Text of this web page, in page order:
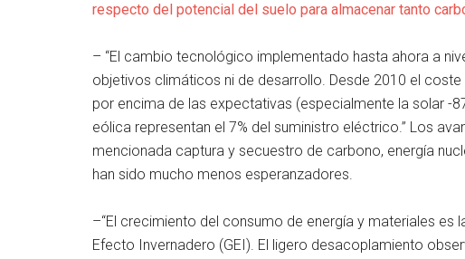
respecto del potencial del suelo para almacenar tanto
– “El cambio tecnológico implementado hasta ahora a
objetivos climáticos ni de desarrollo. Desde 2010 el
por encima de las expectativas (especialmente la solar -
eólica representan el 7% del suministro eléctrico.” Los
mencionada captura y secuestro de carbono, energía
han sido mucho menos esperanzadores.
–“El crecimiento del consumo de energía y materiales es
Efecto Invernadero (GEI). El ligero desacoplamiento